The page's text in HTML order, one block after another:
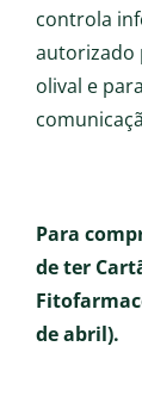
controla
autorizado
olival e
Para
de ter
de abril).